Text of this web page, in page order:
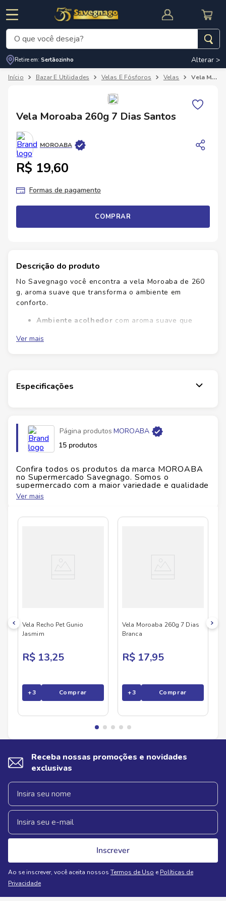
CUPOM DE DESCONTO
O que você deseja?
Retire em: Sertãozinho Alterar >
Bazar E Utilidades Velas E Fósforos Velas Vela Moroaba 260g 7 Dias Santos
Vela Moroaba 260g 7 Dias Santos
MOROABA
R$ 19,60
Formas de pagamento
COMPRAR
Descrição do produto
No Savegnago você encontra a vela Moroaba de 260
g, aroma suave que transforma o ambiente em
conforto.
Ambiente acolhedor com aroma suave que
Fragrância duradoura
casa.
Adquira já e transforme seus momentos em casa.
Ficha Técnica
Peso:260 g
Tipo:Vela aromática
Fragrância:
Ver mais
Especificações
Página produtos MOROABA
15 produtos
Confira todos os produtos da marca MOROABA
no Supermercado Savegnago. Somos o
supermercado com a maior variedade e qualidade
do Brasil!
de produtos MOROABA , confira abaixo:
Ver mais
Vela Recho Pet Gunio
Jasmim
R$ 13,25
+3 Comprar
Vela Moroaba 260g 7 Dias
Branca
R$ 17,95
+3 Comprar
Receba nossas promoções e novidades
exclusivas
Inscrever
Ao se inscrever, você aceita nossos Termos de Uso e Políticas de
Privacidade
Termos mais buscados
º
cerveja
4º
carne
5º arroz